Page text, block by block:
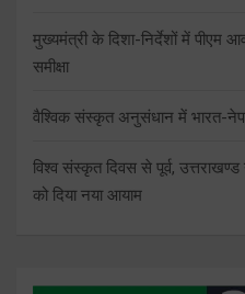
मुख्यमंत्री के दिशा-निर्देशों में पीएम
समीक्षा
वैश्विक संस्कृत अनुसंधान में भारत-
विश्व संस्कृत दिवस से पूर्व,
को दिया नया आयाम